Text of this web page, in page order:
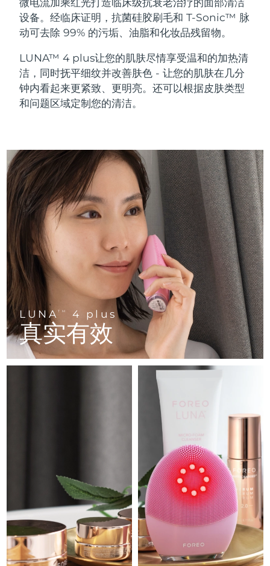
设备。经临床证明，抗菌硅胶刷毛和 T-Sonic™ 脉
动可去除 99% 的污垢、油脂和化妆品残留物。
LUNA™ 4 plus让您的肌肤尽情享受温和的加热清
洁，同时抚平细纹并改善肤色 - 让您的肌肤在几分
钟内看起来更紧致、更明亮。还可以根据皮肤类型
和问题区域定制您的清洁。
LUNATM 4 plus
真实有效
面部清洁
LUNA™ 4 套装
LUNA™ 4 Plus
Massage, LED heating
LUNA™ 4 Men
For men, anti-aging massage
LUNA™ 4 mini
For young skin, T-zone
LUNA™ 4 go
For travel or gym bag
LUNA™ 护肤
Premium cleansers & balm
All facial cleansing devices
紧致提拉
BEAR™ 2 套装
BEAR™ 2 go
Microcurrent toning on-the-go
BEAR™ 2 eyes & lips
Microcurrent line smoothing device
面部提拉护理
Premium anti-aging skincare
BEAR™ 设备
All premium facelift devices
补水保湿
UFO™ 3 套装
UFO™ 3 LED
Near-infrared and red light therapy
device
UFO™ 3 mini
Red light therapy device for young skin
UFO™ 3 go
Portable red light therapy
面膜
Rejuvenation & hydration
All deep facial hydration devices
口腔护理
issa™ 4
issa™ 4 plus
Smart hybrid silicone sonic toothbrush
issa™ 4 smile
Hybrid silicone sonic toothbrush
issa™ 4 baby
For ages 0-3
issa™ Teeth Whitening Set
Dual LED + sonic device & 18% PAP gel
All silicone sonic toothbrushes
抗老
FAQ™ 101
Clinical anti-aging
FAQ™ 102
Advanced clinical anti-aging
FAQ™ 103
Luxurious clinical anti-aging set
FAQ™ P1 Primer
Manuka honey primer
All FAQ™ skincare
FAQ™产品
All anti-aging treatments
LED治疗
FAQ™ 201
LED mask
FAQ™ 202
LED mask
FAQ™ 211
Anti-aging neck & décolleté LED mask
Anti-aging LED hand mask
All FAQ™ skincare
FAQ™产品
All LED treatments
生发
FAQ™ 301
LED hair strengthening scalp massager
FAQ™ Scalp Serum
Scalp recovery probiotic serum
All hair treatments
肌肤年轻化
NEW
FAQ™ 501
Full-Spectrum Red Light Therapy
FAQ™ 502
Full-Spectrum Red Light Therapy
FAQ™ Red Light Serum
FAQ™ skincare
All FAQ™ skincare
FAQ™ products
All toning treatments
保健品
NEW
PEACH™ 2 Pro Max
Professional IPL hair removal device
PEACH™ 2
IPL hair removal
身体护理
BEAR™ 2 body
Microcurrent body toning
LUNA™ 4 body
Massaging body brush
痘肌护理
ESPADA™ 2 plus
Recurring acne LED therapy
眼部护理
BEAR™ 2 eyes & lips
Microcurrent line smoothing device
比利时 预计送达日期 8/8/26
百慕大 预计送达日期8/14/26
波斯尼亚和黑塞哥维那 预计送达日期 8/11/26
文莱 预计送达日期 8/13/26
加拿大 预计送达日期8/12/26
智利 预计送达日期8/12/26
中国 预计送达日期8/8/26
哥伦比亚 预计送达日期8/12/26
克罗地亚 预计送达日期8/8/26
塞浦路斯 预计送达日期8/9/26
捷克 预计送达日期 8/8/26
丹麦 预计送达日期 8/8/26
预计送达日期
预计送达日期
预计送达日期8/12/26
预计送达日期8/8/26
直布罗陀 预计送达日期8/12/26
希腊 预计送达日期8/8/26